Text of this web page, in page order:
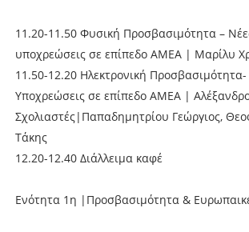
11.20-11.50 Φυσική Προσβασιμότητα –
υποχρεώσεις σε επίπεδο ΑΜΕΑ | Μαρίλυ
11.50-12.20 Ηλεκτρονική Προσβασιμότητα-
Υποχρεώσεις σε επίπεδο ΑΜΕΑ |
Σχολιαστές|Παπαδημητρίου Γεώργιος,
Τάκης
12.20-12.40 Διάλλειμα καφέ
Ενότητα 1η |Προσβασιμότητα &